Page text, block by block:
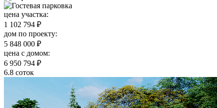
цена участка:
1 102 794 ₽
дом по проекту:
5 848 000 ₽
цена c домом:
6 950 794 ₽
6.8 соток